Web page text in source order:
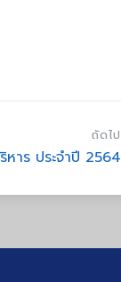
ถัดไป
าร ประจำปี 2564